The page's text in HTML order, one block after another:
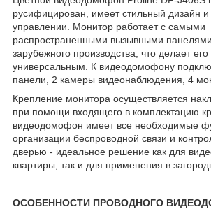
русифицирован, имеет стильный дизайн и
управлении. Монитор работает с самыми
распространенными вызывными панелями
зарубежного производства, что делает
универсальным. К видеодомофону
панели, 2 камеры видеонаблюдения, 4
Крепление монитора осуществляется
при помощи входящего в комплектацию
видеодомофон имеет все необходимые
организации беспроводной связи и
дверью - идеальное решение как для
квартиры, так и для применения в
ОСОБЕННОСТИ ПРОВОДНОГО